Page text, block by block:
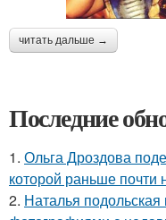
читать дальше →
Последние
1. Ольга Дроздова
которой раньше почти
2. Наталья